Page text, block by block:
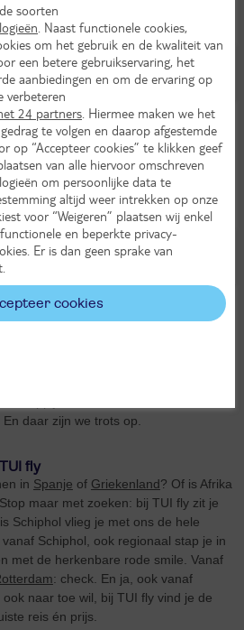
Al sinds 2005 is TUI fly onderdeel
is TUI fly uitgegroeid tot een
daar zijn we trots op.
fly
in Spanje of Griekenland? Of is Afrika
maar met zoeken: bij TUI fly zit je
Schiphol vlieg je met ons de hele
Schiphol, ook regionaal stap je in
met de herkenbare rode smile. Vanaf
: check. En ja, ook vanaf
ook naar toe wil, bij TUI fly vind je de
reis én prijs.
soorten
. Naast functionele cookies,
om het gebruik en de kwaliteit van
een betere gebruikservaring, het
aanbiedingen en om de ervaring op
verbeteren
24 partners . Hiermee maken we het
te volgen en daarop afgestemde
op “Accepteer cookies” te klikken geef
van alle hiervoor omschreven
om persoonlijke data te
altijd weer intrekken op onze
voor “Weigeren” plaatsen wij enkel
en beperkte privacy-
Er is dan geen sprake van
cookies